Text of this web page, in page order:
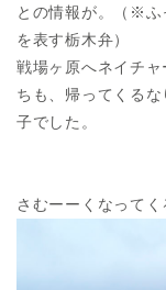
との情報が。（※ふ
を表す栃木弁）
戦場ヶ原へネイチ
ちも、帰ってくる
子でした。
さむーーくなってく